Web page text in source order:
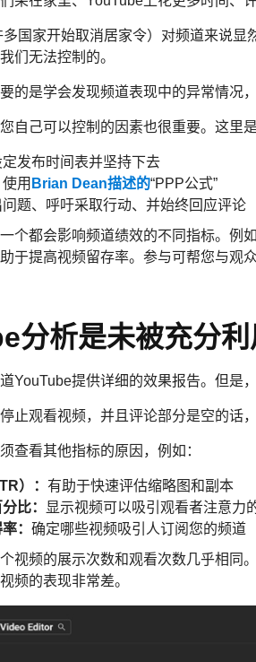
国家开始取消居家令）对频道来说
们无法控制的。
的是学会发现频道表现中的异常情况
自己可以控制的因素也很重要。这里是
定发布时间表并坚持下去
使用 Brian Dean描述的“PPP公式”
题、呼吁采取行动、并始终回应评论
个都会影响频道绩效的不同指标。例
于提高视频留存率。参与可帮您与观
分析是未被充分
YouTube提供详细的效果报告。但是
止观看视频，并且评论部分是空的话
查看其他指标的原因，例如：
）： 有助于快速评估缩略图和副本
比：
显示视频可以吸引观看者注意力
： 确定哪些视频吸引人订阅您的频道
视频的展示次数和观看次数几乎相同
频的表现非常差。